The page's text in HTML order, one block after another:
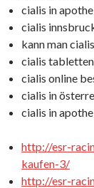
cialis in
cialis
kann man
cialis
cialis online
cialis in
cialis in
http://esr-
kaufen-3/
http://esr-